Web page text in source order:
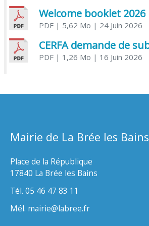
Welcome booklet 2026
PDF| 5,62 Mo | 24 Juin 2026
PDF| 1,26 Mo | 16 Juin 2026
Mairie de La Brée les Bains
Place de la République
17840 La Brée les Bains
Tél. 05 46 47 83 11
Mél. mairie@labree.fr